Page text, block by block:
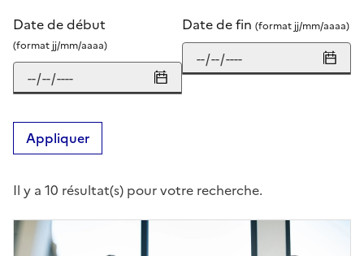
Date de début
(format jj/mm/aaaa)
Date de fin (format jj/mm/aaaa)
Appliquer
Il y a 10 résultat(s) pour votre recherche.